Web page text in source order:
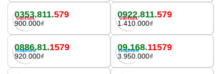
0353.811.579
900.000₫
0922.811.579
1.410.000₫
0886.81.1579
920.000₫
09.168.11579
3.950.000₫